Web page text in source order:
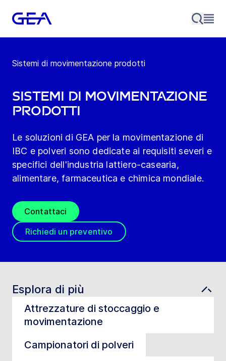
Sistemi di movimentazione prodotti
Sistemi di movimentazione
prodotti
Le soluzioni di GEA per la movimentazione di
IBC e polveri sono dedicate ai requisiti severi e
specifici dell'industria lattiero-casearia,
alimentare, farmaceutica e chimica mondiale.
Contattaci
Richiedi un preventivo
Esplora di più
Attrezzature di stoccaggio e
movimentazione
Campionatori di polveri